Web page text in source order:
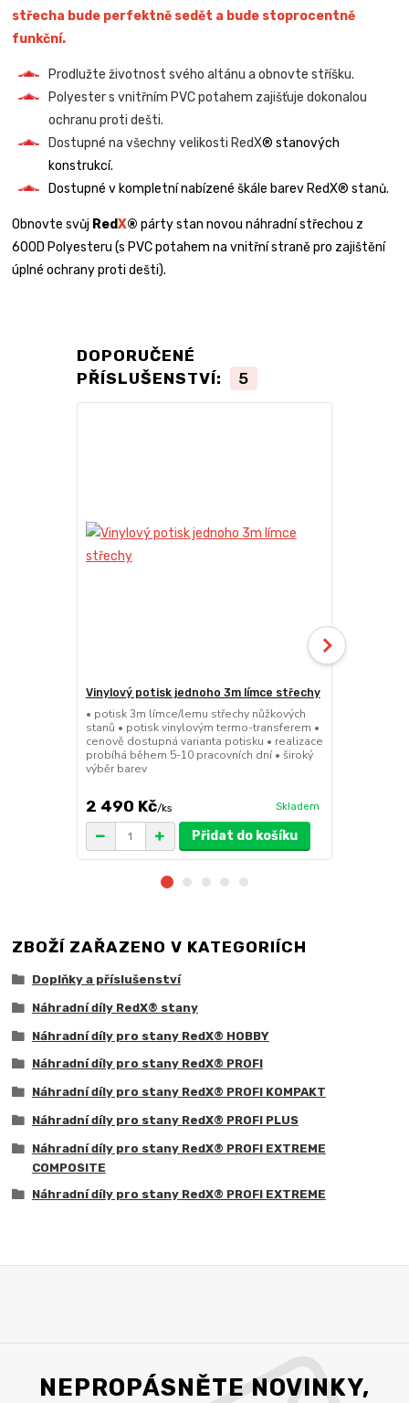
střecha bude perfektně sedět a bude stoprocentně
funkční.
Prodlužte životnost svého altánu a obnovte stříšku.
Polyester s vnitřním PVC potahem zajišťuje dokonalou
ochranu proti dešti.
Dostupné na všechny velikosti RedX® stanových
konstrukcí.
Dostupné v kompletní nabízené škále barev RedX® stanů.
Obnovte svůj RedX® párty stan novou náhradní střechou z
600D Polyesteru (s PVC potahem na vnitřní straně pro zajištění
úplné ochrany proti dešti).
DOPORUČENÉ
PŘÍSLUŠENSTVÍ:
5
Vinylový potisk jednoho 3m límce střechy
• potisk 3m límce/lemu střechy nůžkových
stanů • potisk vinylovým termo-transferem •
cenově dostupná varianta potisku • realizace
probíhá během 5-10 pracovních dní • široký
výběr barev
2 490 Kč/ks Skladem
Přidat do košíku
ZBOŽÍ ZAŘAZENO V KATEGORIÍCH
Doplňky a příslušenství
Náhradní díly RedX® stany
Náhradní díly pro stany RedX® HOBBY
Náhradní díly pro stany RedX® PROFI
Náhradní díly pro stany RedX® PROFI KOMPAKT
Náhradní díly pro stany RedX® PROFI PLUS
Náhradní díly pro stany RedX® PROFI EXTREME
COMPOSITE
Náhradní díly pro stany RedX® PROFI EXTREME
NEPROPÁSNĚTE NOVINKY,